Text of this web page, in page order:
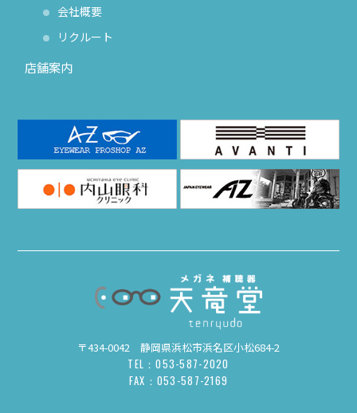
会社概要
リクルート
店舗案内
〒434-0042 静岡県浜松市浜名区小松684-2
TEL：053-587-2020
FAX：053-587-2169